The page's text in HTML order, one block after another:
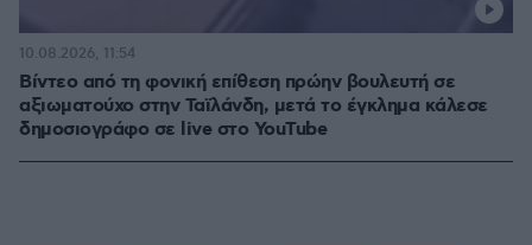
Βίντεο από τη φονική επίθεση πρώην βουλευτή σε
αξιωματούχο στην Ταϊλάνδη, μετά το έγκλημα κάλεσε
δημοσιογράφο σε live στο YouTube
10.08.2026, 11:54